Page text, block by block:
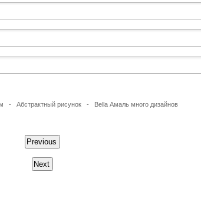
- Абстрактный рисунок - Bella Амаль много дизайнов